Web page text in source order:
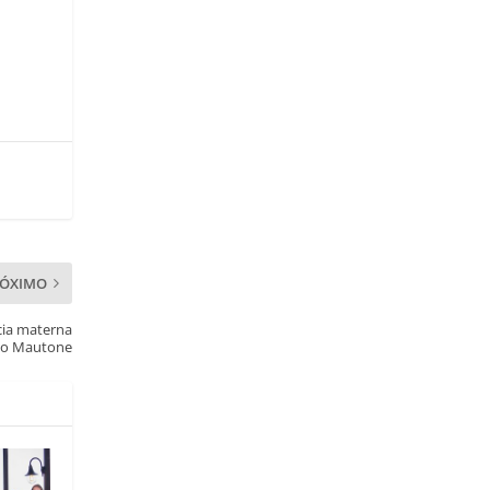
materna
Mautone